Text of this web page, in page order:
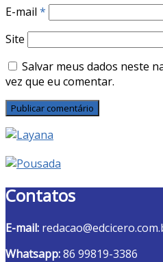
E-mail *
Site
Salvar meus dados neste
vez que eu comentar.
Contatos
E-mail:
Whatsapp:86 99819-3386